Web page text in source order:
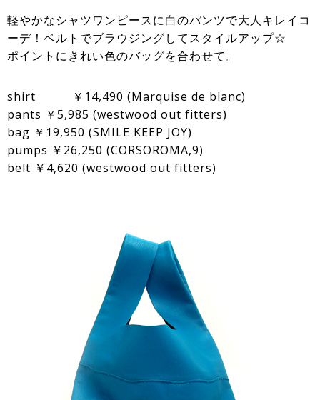
軽やかなシャツワンピースに白のパンツで大人キレイコ
ーデ！ベルトでブラウジングしてスタイルアップ☆
ポイントにきれい色のバッグを合わせて。
shirt ￥14,490 (Marquise de blanc)
pants ￥5,985 (westwood out fitters)
bag ￥19,950 (SMILE KEEP JOY)
pumps ￥26,250 (CORSOROMA,9)
belt ￥4,620 (westwood out fitters)